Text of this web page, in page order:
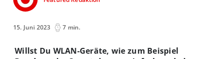
15. Juni 2023 7 min.
Willst Du WLAN-Geräte, wie zum Beispiel